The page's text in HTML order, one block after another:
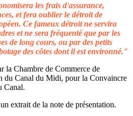
les frais d'assurance,
et fera oublier le détroit de
Ce fameux détroit ne servira
et ne sera fréquenté que par les
de long cours, ou par des petits
des côtes dont il est environné."
la Chambre de Commerce de
du Canal du Midi, pour la Convaincre
Canal.
extrait de la note de présentation.